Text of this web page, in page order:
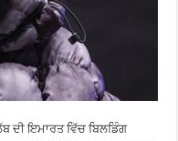
ਦੀ ਇਮਾਰਤ ਵਿੱਚ ਬਿਲਡਿੰਗ